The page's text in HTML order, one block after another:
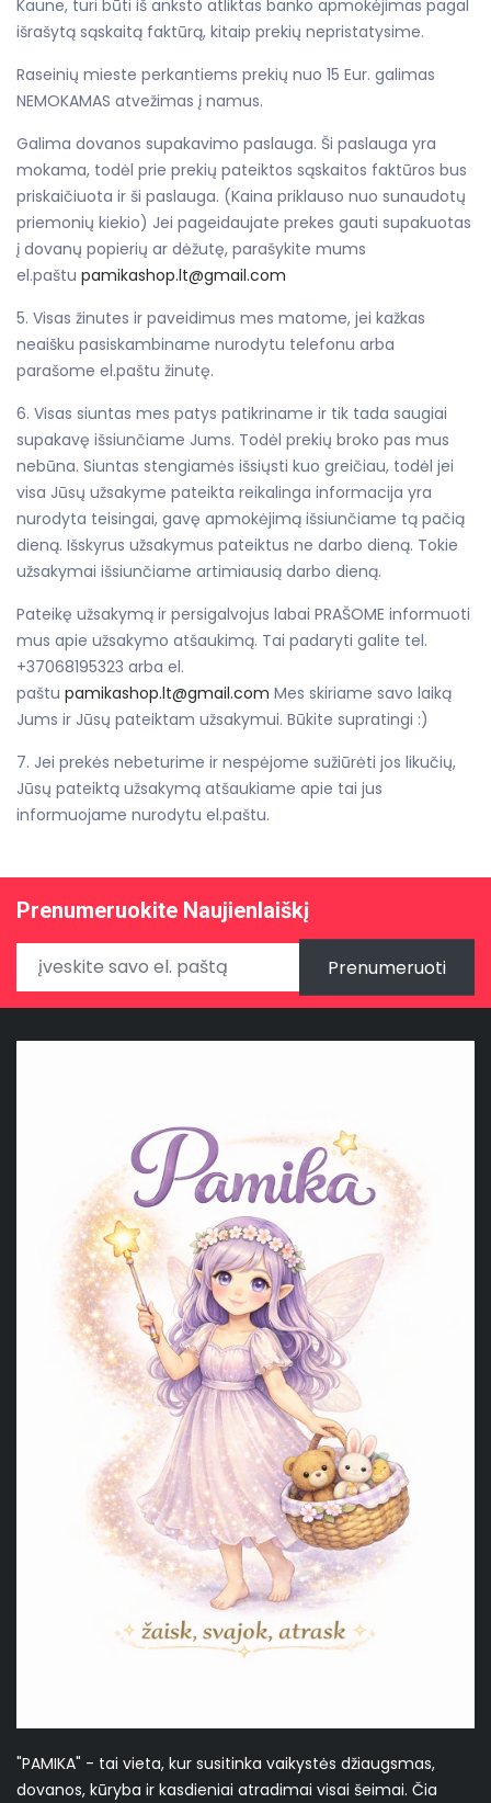
Kaune, turi būti iš anksto atliktas banko apmokėjimas pagal
išrašytą sąskaitą faktūrą, kitaip prekių nepristatysime.
Raseinių mieste perkantiems prekių nuo 15 Eur. galimas
NEMOKAMAS atvežimas į namus.
Galima dovanos supakavimo paslauga. Ši paslauga yra
mokama, todėl prie prekių pateiktos sąskaitos faktūros bus
priskaičiuota ir ši paslauga. (Kaina priklauso nuo sunaudotų
priemonių kiekio) Jei pageidaujate prekes gauti supakuotas
į dovanų popierių ar dėžutę, parašykite mums
el.paštu pamikashop.lt@gmail.com
5. Visas žinutes ir paveidimus mes matome, jei kažkas
neaišku pasiskambiname nurodytu telefonu arba
parašome el.paštu žinutę.
6. Visas siuntas mes patys patikriname ir tik tada saugiai
supakavę išsiunčiame Jums. Todėl prekių broko pas mus
nebūna. Siuntas stengiamės išsiųsti kuo greičiau, todėl jei
visa Jūsų užsakyme pateikta reikalinga informacija yra
nurodyta teisingai, gavę apmokėjimą išsiunčiame tą pačią
dieną. Išskyrus užsakymus pateiktus ne darbo dieną. Tokie
užsakymai išsiunčiame artimiausią darbo dieną.
Pateikę užsakymą ir persigalvojus labai PRAŠOME informuoti
mus apie užsakymo atšaukimą. Tai padaryti galite tel.
+37068195323 arba el.
paštu pamikashop.lt@gmail.com Mes skiriame savo laiką
Jums ir Jūsų pateiktam užsakymui. Būkite supratingi :)
7. Jei prekės nebeturime ir nespėjome sužiūrėti jos likučių,
Jūsų pateiktą užsakymą atšaukiame apie tai jus
informuojame nurodytu el.paštu.
Prenumeruokite Naujienlaiškį
Prenumeruoti
"PAMIKA" - tai vieta, kur susitinka vaikystės džiaugsmas,
dovanos, kūryba ir kasdieniai atradimai visai šeimai. Čia